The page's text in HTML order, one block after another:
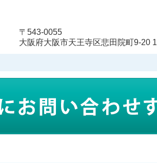
〒543-0055
大阪府大阪市天王寺区悲田院町9-20